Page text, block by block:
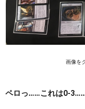
画像を
ペロっ……これは0-3……